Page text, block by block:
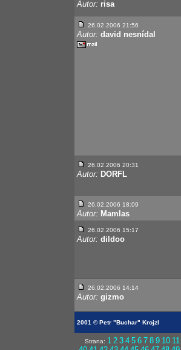
Autor: risa
26.02.2006 21:56
Autor: david nesnídal
26.02.2006 20:31
Autor: DORFL
26.02.2006 18:09
Autor: Mamlas
26.02.2006 15:17
Autor: dildoo
26.02.2006 14:14
Autor: gizmo
2001 © Petr "Buchar" Krojzl
Strana: 1 2 3 4 5 6 7 8 9 10 11